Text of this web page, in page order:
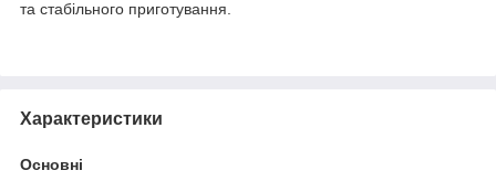
та стабільного приготування.
Характеристики
Основні